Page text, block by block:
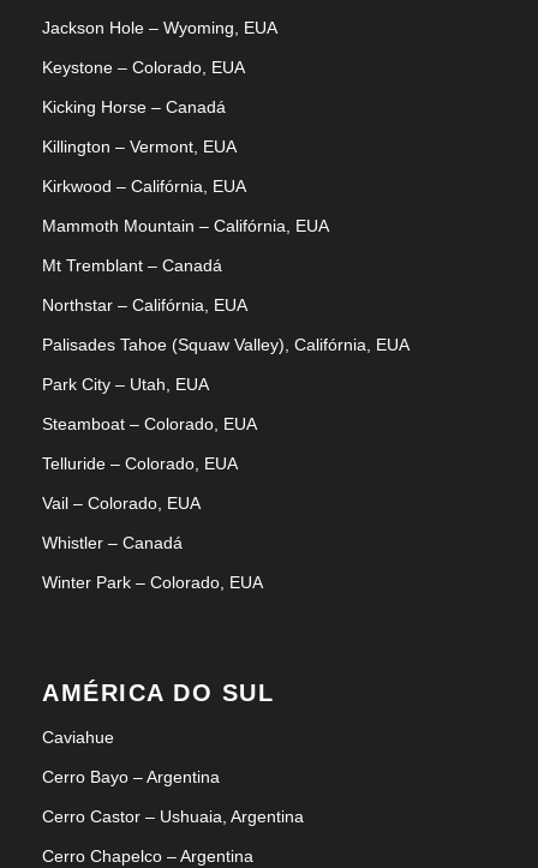
Jackson Hole – Wyoming, EUA
Keystone – Colorado, EUA
Kicking Horse – Canadá
Killington – Vermont, EUA
Kirkwood – Califórnia, EUA
Mammoth Mountain – Califórnia, EUA
Mt Tremblant – Canadá
Northstar – Califórnia, EUA
Palisades Tahoe (Squaw Valley), Califórnia, EUA
Park City – Utah, EUA
Steamboat – Colorado, EUA
Telluride – Colorado, EUA
Vail – Colorado, EUA
Whistler – Canadá
Winter Park – Colorado, EUA
AMÉRICA DO SUL
Caviahue
Cerro Bayo – Argentina
Cerro Castor – Ushuaia, Argentina
Cerro Chapelco – Argentina